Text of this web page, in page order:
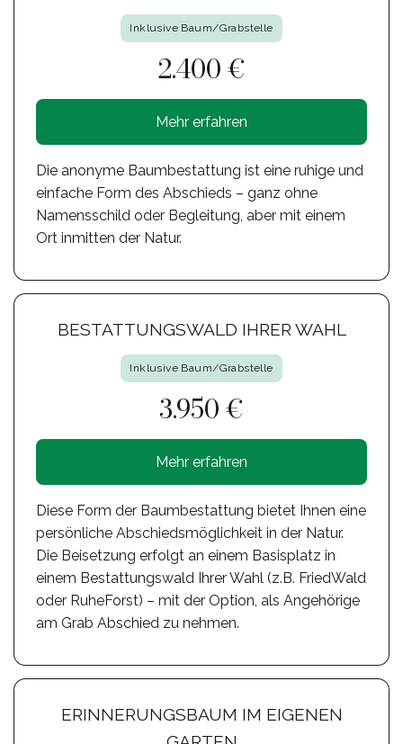
Inklusive Baum/Grabstelle
2.400 €
Mehr erfahren
Die anonyme Baumbestattung ist eine ruhige und
einfache Form des Abschieds – ganz ohne
Namensschild oder Begleitung, aber mit einem
Ort inmitten der Natur.
BESTATTUNGSWALD IHRER WAHL
Inklusive Baum/Grabstelle
3.950 €
Mehr erfahren
Diese Form der Baumbestattung bietet Ihnen eine
persönliche Abschiedsmöglichkeit in der Natur.
Die Beisetzung erfolgt an einem Basisplatz in
einem Bestattungswald Ihrer Wahl (z.B. FriedWald
oder RuheForst) – mit der Option, als Angehörige
am Grab Abschied zu nehmen.
ERINNERUNGSBAUM IM EIGENEN